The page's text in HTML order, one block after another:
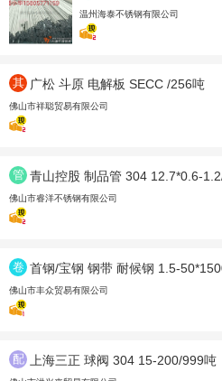
材
温州海泰不锈钢有限公司
其
他
广松 斗原 电解板 SECC /256吨
佛山市祥聪贸易有限公司
管
材
青山控股 制品管 304 12.7*0.6-
佛山市睿洋不锈钢有限公司
卷
带
首钢/宝钢 钢带 耐候钢 1.5-
佛山市丰众贸易有限公司
配
件
上海三正 球阀 304 15-200/999吨